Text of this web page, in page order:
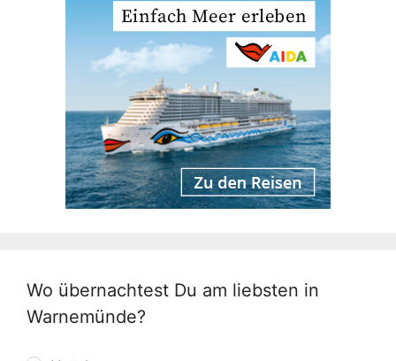
Wo übernachtest Du am liebsten in
Warnemünde?